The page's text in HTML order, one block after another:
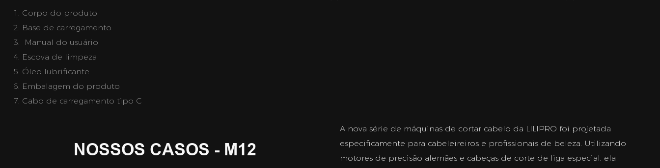
1. Corpo do produto
2. Base de carregamento
3.
Manual do usuário
4. Escova de limpeza
5. Óleo lubrificante
6. Embalagem do produto
7. Cabo de carregamento tipo C
NOSSOS CASOS - M12
A nova série de máquinas de cortar cabelo da LILIPRO foi projetada
especificamente para cabeleireiros e profissionais de beleza. Utilizando
motores de precisão alemães e cabeças de corte de liga especial, ela